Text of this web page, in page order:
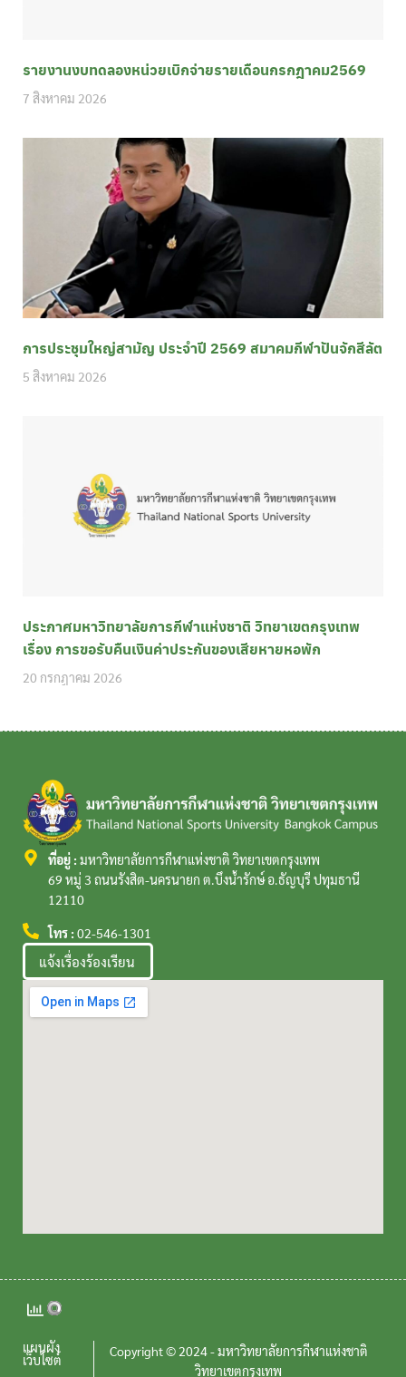
รายงานงบทดลองหน่วยเบิกจ่ายรายเดือนกรกฎาคม2569
7 สิงหาคม 2026
การประชุมใหญ่สามัญ ประจำปี 2569 สมาคมกีฬาปันจักสีลัต
5 สิงหาคม 2026
ประกาศมหาวิทยาลัยการกีฬาแห่งชาติ วิทยาเขตกรุงเทพ
เรื่อง การขอรับคืนเงินค่าประกันของเสียหายหอพัก
20 กรกฎาคม 2026
ที่อยู่ : มหาวิทยาลัยการกีฬาแห่งชาติ วิทยาเขตกรุงเทพ
69 หมู่ 3 ถนนรังสิต-นครนายก ต.บึงน้ำรักษ์ อ.ธัญบุรี ปทุมธานี
12110
โทร : 02-546-1301
แจ้งเรื่องร้องเรียน
แผนผัง
เว็บไซต์
Copyright © 2024 - มหาวิทยาลัยการกีฬาแห่งชาติ
วิทยาเขตกรุงเทพ